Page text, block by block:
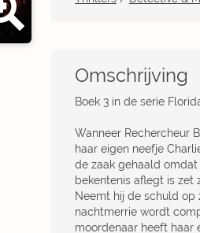
Omschrijving
Boek 3 in de serie
Wanneer Rechercheur
haar eigen neefje
de zaak gehaald
bekentenis aflegt is zet
Neemt hij de schuld op
nachtmerrie wordt
moordenaar heeft haar